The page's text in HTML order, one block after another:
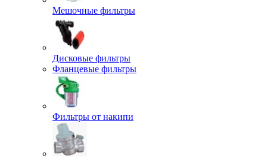
Мешочные фильтры
Дисковые фильтры
Фланцевые фильтры
Фильтры от накипи